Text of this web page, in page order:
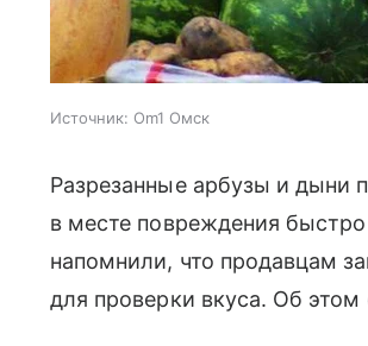
Источник: Om1 Омск
Разрезанные арбузы и дыни
в месте повреждения
напомнили, что продавцам
для проверки вкуса. Об